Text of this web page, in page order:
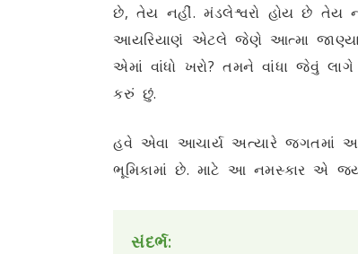
છે, તેય નહીં. મંડલેશ્વરો હોય છે તેય
આયરિયાણં એટલે જેણે આત્મા જાણ્યા
એમાં વાંધો ખરો? તમને વાંધા જેવું
કરું છું.
હવે એવા આચાર્ય અત્યારે જગતમાં
ભૂમિકામાં છે. માટે આ નમસ્કાર એ
સંદર્ભ: